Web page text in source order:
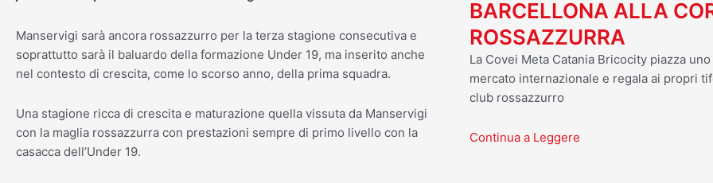
Manservigi sarà ancora rossazzurro per la terza stagione consecutiva e
soprattutto sarà il baluardo della formazione Under 19, ma inserito anche
nel contesto di crescita, come lo scorso anno, della prima squadra.
Una stagione ricca di crescita e maturazione quella vissuta da Manservigi
con la maglia rossazzurra con prestazioni sempre di primo livello con la
casacca dell’Under 19.
BARCELLONA ALLA
ROSSAZZURRA
La Covei Meta Catania Bricocity piazza
mercato internazionale e regala ai propri
club rossazzurro
Continua a Leggere